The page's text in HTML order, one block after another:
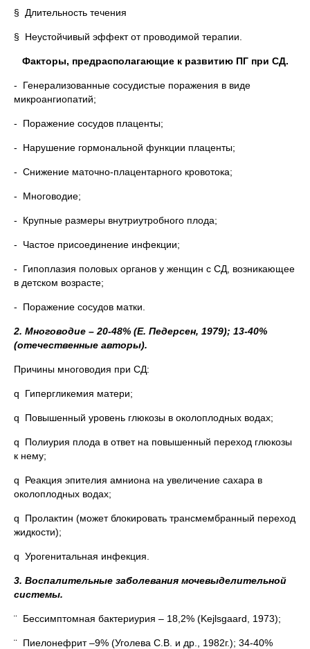
§ Длительность течения
§ Неустойчивый эффект от проводимой терапии.
Факторы, предрасполагающие к развитию ПГ при СД.
- Генерализованные сосудистые поражения в виде
микроангиопатий;
- Поражение сосудов плаценты;
- Нарушение гормональной функции плаценты;
- Снижение маточно-плацентарного кровотока;
- Многоводие;
- Крупные размеры внутриутробного плода;
- Частое присоединение инфекции;
- Гипоплазия половых органов у женщин с СД, возникающее
в детском возрасте;
- Поражение сосудов матки.
2. Многоводие – 20-48% (Е. Педерсен, 1979); 13-40%
(отечественные авторы).
Причины многоводия при СД:
q Гипергликемия матери;
q Повышенный уровень глюкозы в околоплодных водах;
q Полиурия плода в ответ на повышенный переход глюкозы
к нему;
q Реакция эпителия амниона на увеличение сахара в
околоплодных водах;
q Пролактин (может блокировать трансмембранный переход
жидкости);
q Урогенитальная инфекция.
3. Воспалительные заболевания мочевыделительной
системы.
¨ Бессимптомная бактериурия – 18,2% (Kejlsgaard, 1973);
¨ Пиелонефрит –9% (Уголева С.В. и др., 1982г.); 34-40%